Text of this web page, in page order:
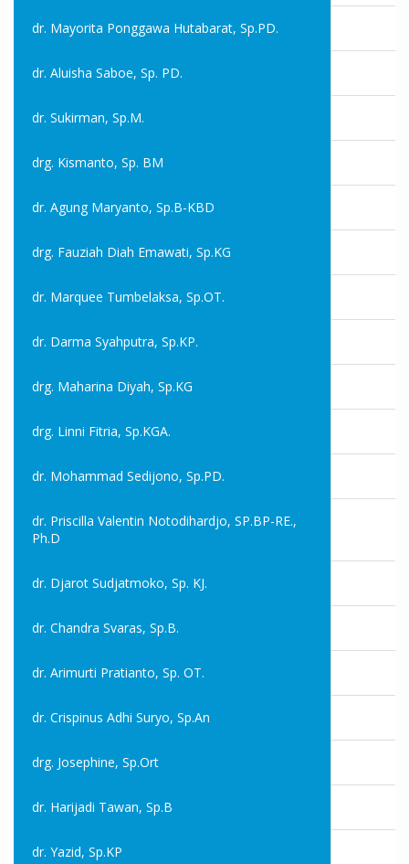
dr. Mayorita Ponggawa Hutabarat, Sp.PD.
dr. Aluisha Saboe, Sp. PD.
dr. Sukirman, Sp.M.
drg. Kismanto, Sp. BM
dr. Agung Maryanto, Sp.B-KBD
drg. Fauziah Diah Emawati, Sp.KG
dr. Marquee Tumbelaksa, Sp.OT.
dr. Darma Syahputra, Sp.KP.
drg. Maharina Diyah, Sp.KG
drg. Linni Fitria, Sp.KGA.
dr. Mohammad Sedijono, Sp.PD.
dr. Priscilla Valentin Notodihardjo, SP.BP-RE.,
Ph.D
dr. Djarot Sudjatmoko, Sp. KJ.
dr. Chandra Svaras, Sp.B.
dr. Arimurti Pratianto, Sp. OT.
dr. Crispinus Adhi Suryo, Sp.An
drg. Josephine, Sp.Ort
dr. Harijadi Tawan, Sp.B
dr. Yazid, Sp.KP